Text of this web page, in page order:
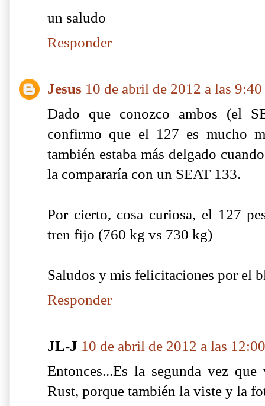
un saludo
Responder
Jesus 10 de abril de 2012 a las 9:40
Dado que conozco ambos (el
confirmo que el 127 es mucho
también estaba más delgado
la compararía con un SEAT 133.
Por cierto, cosa curiosa, el 127
tren fijo (760 kg vs 730 kg)
Saludos y mis felicitaciones por el
Responder
JL-J 10 de abril de 2012 a las 12:00
Entonces...Es la segunda vez
Rust, porque también la viste y la